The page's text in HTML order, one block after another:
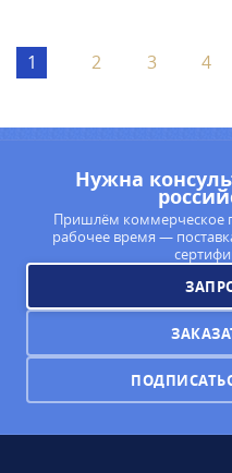
1 2 3 4
Нужна
Пришлём коммерческое
рабочее время —